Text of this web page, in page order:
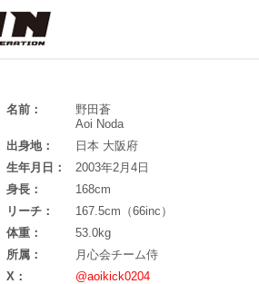
名前：
野田蒼
Aoi Noda
出身地：
日本 大阪府
生年月日：
2003年2月4日
身長：
168cm
リーチ：
167.5cm（66inc）
体重：
53.0kg
所属：
月心会チーム侍
X：
@aoikick0204